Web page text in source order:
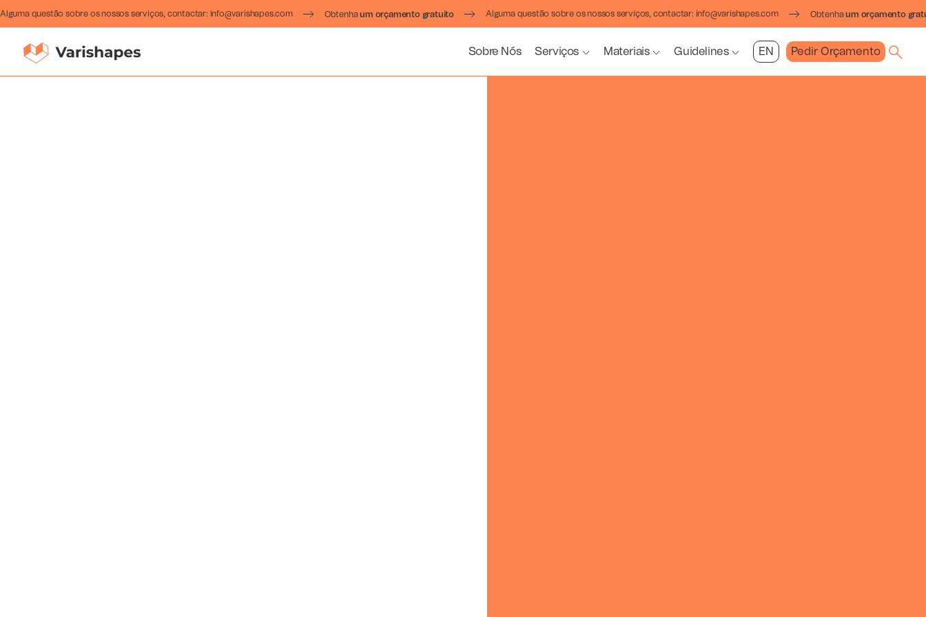
Alguma questão sobre os nossos serviços, contactar: info@varishapes.com Obtenhaum orçamento gratuito Alguma questão sobre os nossos serviços, contactar: info@varishapes.com Obtenhaum orçamento
Sobre Nós Serviços Materiais Guidelines EN Pedir Orçamento